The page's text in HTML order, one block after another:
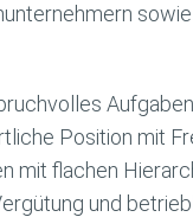
Position mit
mit flachen
und